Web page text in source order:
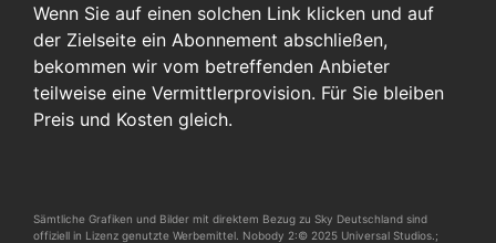
Wenn Sie auf einen solchen Link klicken und auf
der Zielseite ein Abonnement abschließen,
bekommen wir vom betreffenden Anbieter
teilweise eine Vermittlerprovision. Für Sie bleiben
Preis und Kosten gleich.
Sämtliche Grafiken und Bilder mit direktem Bezug zu Sky Deutschland sind
offiziell in Lizenz genutzte Werbemittel. Nobody 2:© 2025 Universal Studios.;